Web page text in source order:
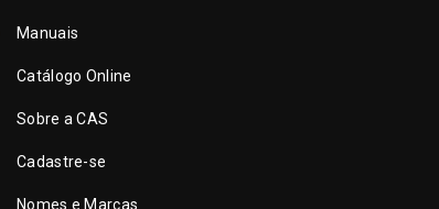
Manuais
Catálogo Online
Sobre a CAS
Cadastre-se
Nomes e Marcas